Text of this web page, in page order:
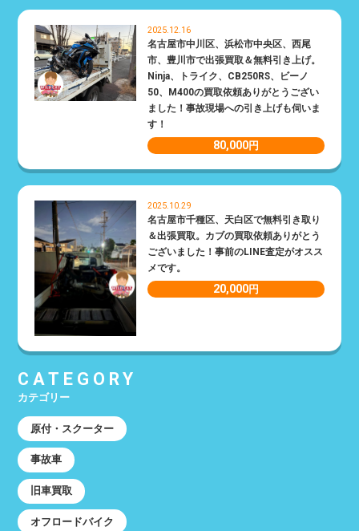
2025.12.16
名古屋市中川区、浜松市中央区、西尾
市、豊川市で出張買取＆無料引き上げ。
Ninja、トライク、CB250RS、ビーノ
50、M400の買取依頼ありがとうござい
ました！事故現場への引き上げも伺いま
す！
80,000円
2025.10.29
名古屋市千種区、天白区で無料引き取り
＆出張買取。カブの買取依頼ありがとう
ございました！事前のLINE査定がオスス
メです。
20,000円
CATEGORY
カテゴリー
原付・スクーター
事故車
旧車買取
オフロードバイク